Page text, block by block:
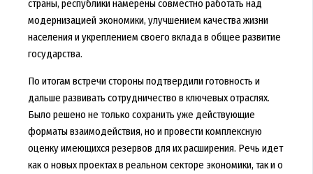
страны, республики намерены совместно работать над
модернизацией экономики, улучшением качества жизни
населения и укреплением своего вклада в общее развитие
государства.
По итогам встречи стороны подтвердили готовность и
дальше развивать сотрудничество в ключевых отраслях.
Было решено не только сохранить уже действующие
форматы взаимодействия, но и провести комплексную
оценку имеющихся резервов для их расширения. Речь идет
как о новых проектах в реальном секторе экономики, так и о